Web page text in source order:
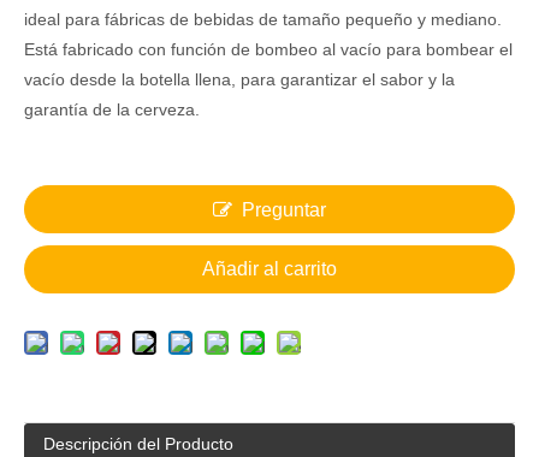
ideal para fábricas de bebidas de tamaño pequeño y mediano.
Está fabricado con función de bombeo al vacío para bombear el
vacío desde la botella llena, para garantizar el sabor y la
garantía de la cerveza.
Preguntar
Añadir al carrito
Descripción del Producto